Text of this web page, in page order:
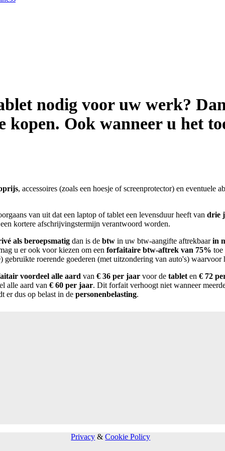
nodig voor uw werk?
kopen. Ook wanneer u het
, accessoires (zoals een hoesje of screenprotector) en eventuele
van uit dat een laptop of tablet een levensduur heeft van drie
kortere afschrijvingstermijn verantwoord worden.
als beroepsmatig dan is de btw in uw btw-aangifte aftrekbaarin
u er ook voor kiezen om een forfaitaire btw-aftrek van 75% toe
roerende goederen (met uitzondering van auto's) waarvoor
voordeel alle aard van € 36 per jaar voor de tablet en € 72
alle aard van € 60 per jaar. Dit forfait verhoogt niet wanneer
er dus op belast in de personenbelasting.
Privacy &Cookie Policy